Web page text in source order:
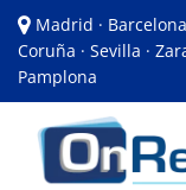
Madrid ·
Coruña · Sevilla ·
Pamplona